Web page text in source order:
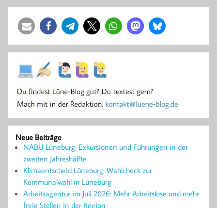
Neue Beiträge
NABU Lüneburg: Exkursionen und Führungen in der
zweiten Jahreshälfte
Klimaentscheid Lüneburg: Wahlcheck zur
Kommunalwahl in Lüneburg
Arbeitsagentur im Juli 2026: Mehr Arbeitslose und mehr
freie Stellen in der Region